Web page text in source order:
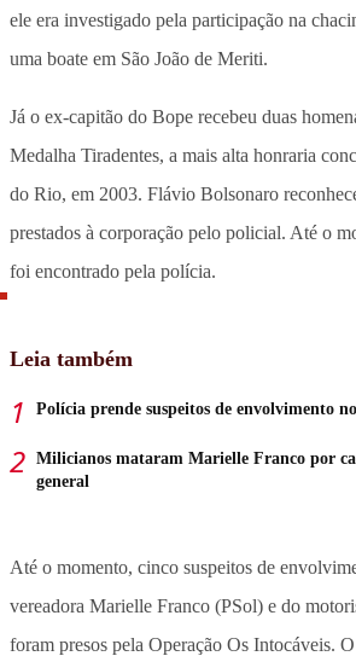
ele era investigado pela participação na
uma boate em São João de Meriti.
Já o ex-capitão do Bope recebeu duas
Medalha Tiradentes, a mais alta honraria
do Rio, em 2003. Flávio Bolsonaro
prestados à corporação pelo policial. Até o
foi encontrado pela polícia.
Leia também
Polícia prende suspeitos de envolvimento
Milicianos mataram Marielle Franco por
general
Até o momento, cinco suspeitos de
vereadora Marielle Franco (PSol) e do
foram presos pela Operação Os Intocáveis.